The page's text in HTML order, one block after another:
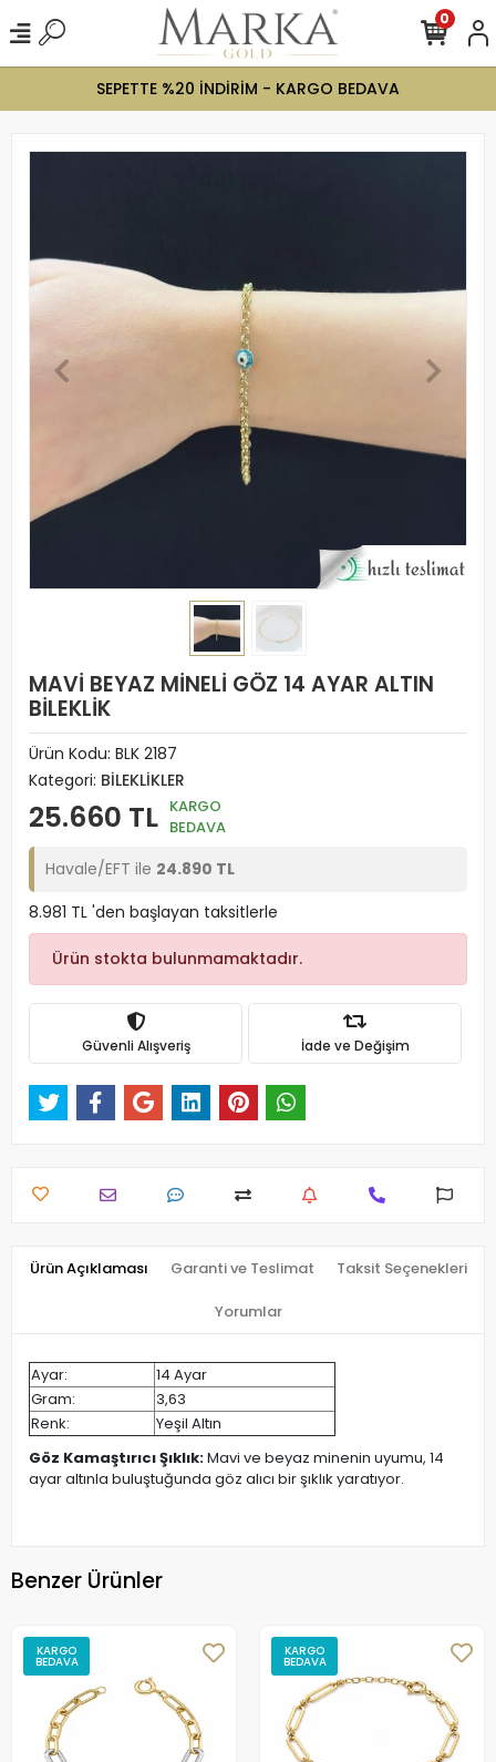
SEPETTE %20 İNDİRİM - KARGO BEDAVA
0
MAVİ BEYAZ MİNELİ GÖZ 14 AYAR ALTIN
BİLEKLİK
Ürün Kodu: BLK 2187
Kategori: BİLEKLİKLER
25.660 TL KARGO
BEDAVA
Havale/EFT ile 24.890 TL
8.981 TL 'den başlayan taksitlerle
Ürün stokta bulunmamaktadır.
Güvenli Alışveriş İade ve Değişim
Ürün Açıklaması Garanti ve Teslimat Taksit Seçenekleri
Yorumlar
Ayar:
14 Ayar
Gram:
3,63
Renk:
Yeşil Altın
Göz Kamaştırıcı Şıklık:Mavi ve beyaz minenin uyumu, 14
ayar altınla buluştuğunda göz alıcı bir şıklık yaratıyor.
Benzer Ürünler
KARGO
BEDAVA
KARGO
BEDAVA